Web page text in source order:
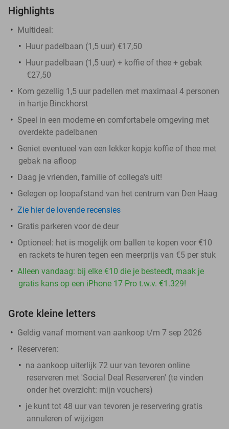
Highlights
Multideal:
Huur padelbaan (1,5 uur) €17,50
Huur padelbaan (1,5 uur) + koffie of thee + gebak
€27,50
Kom gezellig 1,5 uur padellen met maximaal 4 personen
in hartje Binckhorst
Speel in een moderne en comfortabele omgeving met
overdekte padelbanen
Geniet eventueel van een lekker kopje koffie of thee met
gebak na afloop
Daag je vrienden, familie of collega's uit!
Gelegen op loopafstand van het centrum van Den Haag
Zie hier de lovende recensies
Gratis parkeren voor de deur
Optioneel: het is mogelijk om ballen te kopen voor €10
en rackets te huren tegen een meerprijs van €5 per stuk
Alleen vandaag: bij elke €10 die je besteedt, maak je
gratis kans op een iPhone 17 Pro t.w.v. €1.329!
Grote kleine letters
Geldig vanaf moment van aankoop t/m 7 sep 2026
Reserveren:
na aankoop uiterlijk 72 uur van tevoren online
reserveren met 'Social Deal Reserveren' (te vinden
onder het overzicht: mijn vouchers)
je kunt tot 48 uur van tevoren je reservering gratis
annuleren of wijzigen